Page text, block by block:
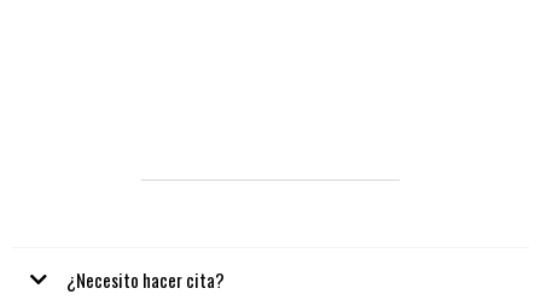
¿Necesito hacer cita?